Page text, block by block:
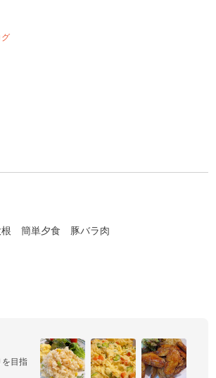
簡単夕食 豚バラ肉
を目指